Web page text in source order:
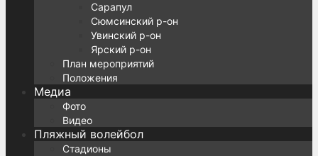
Сарапул
Сюмсинский р-он
Увинский р-он
Ярский р-он
План мероприятий
Положения
Медиа
Фото
Видео
Пляжный волейбол
Стадионы